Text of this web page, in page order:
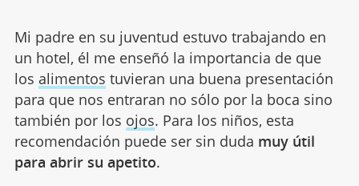
Mi padre en su juventud estuvo trabajando en
un hotel, él me enseñó la importancia de que
los alimentos tuvieran una buena presentación
para que nos entraran no sólo por la boca sino
también por los ojos. Para los niños, esta
recomendación puede ser sin duda muy útil
para abrir su apetito.